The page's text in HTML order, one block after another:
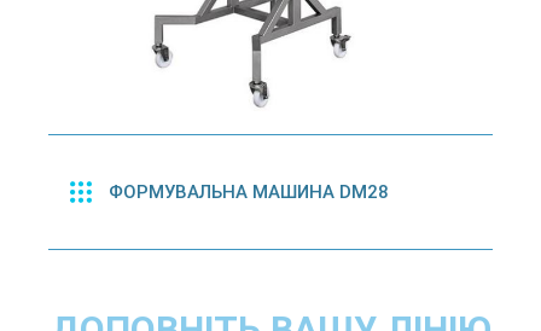
ФОРМУВАЛЬНА МАШИНА DM28